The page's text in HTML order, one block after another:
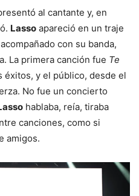
al cantante y, en
Lasso apareció en un traje
con su banda,
La primera canción fue Te
éxitos, y el público, desde el
No fue un concierto
hablaba, reía, tiraba
canciones, como si
amigos.